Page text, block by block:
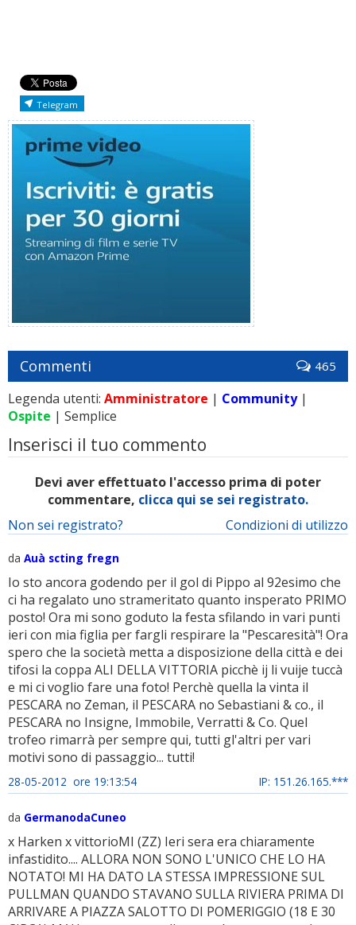
Telegram
Commenti 465
Legenda utenti: Amministratore | Community|
Ospite | Semplice
Inserisci il tuo commento
Devi aver effettuato l'accesso prima di poter
commentare, clicca qui se sei registrato.
Condizioni di utilizzo
Non sei registrato?
da Auà scting fregn
Io sto ancora godendo per il gol di Pippo al 92esimo che
ci ha regalato uno strameritato quanto insperato PRIMO
posto! Ora mi sono goduto la festa sfilando in vari punti
ieri con mia figlia per fargli respirare la "Pescaresità"! Ora
spero che la società metta a disposizione della città e dei
tifosi la coppa ALI DELLA VITTORIA picchè ij li vuije tuccà
e mi ci voglio fare una foto! Perchè quella la vinta il
PESCARA no Zeman, il PESCARA no Sebastiani & co., il
PESCARA no Insigne, Immobile, Verratti & Co. Quel
trofeo rimarrà per sempre qui, tutti gl'altri per vari
motivi sono di passaggio... tutti!
28-05-2012 ore 19:13:54 IP: 151.26.165.***
da GermanodaCuneo
x Harken x vittorioMI (ZZ) Ieri sera era chiaramente
infastidito.... ALLORA NON SONO L'UNICO CHE LO HA
NOTATO! MI HA DATO LA STESSA IMPRESSIONE SUL
PULLMAN QUANDO STAVANO SULLA RIVIERA PRIMA DI
ARRIVARE A PIAZZA SALOTTO DI POMERIGGIO (18 E 30